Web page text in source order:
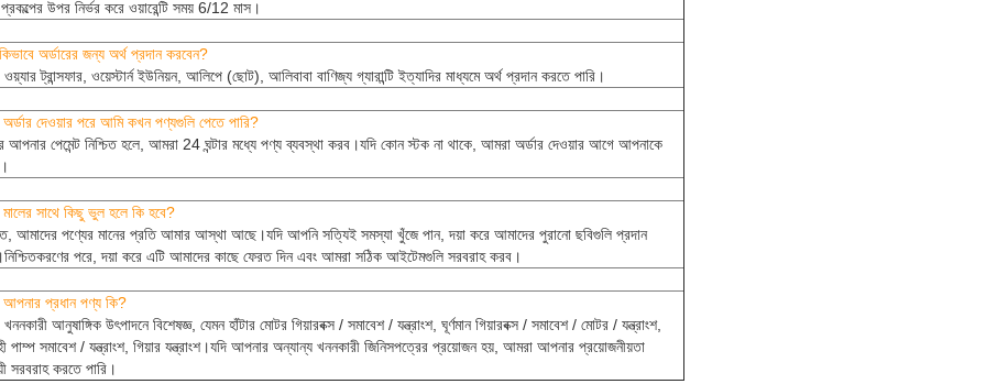
প্রকল্পের উপর নির্ভর করে ওয়ারেন্টি সময় 6/12 মাস।
কিভাবে অর্ডারের জন্য অর্থ প্রদান করবেন?
ট্রান্সফার, ওয়েস্টার্ন ইউনিয়ন, আলিপে (ছোট), আলিবাবা বাণিজ্য গ্যারান্টি ইত্যাদির মাধ্যমে অর্থ প্রদান করতে পারি।
দেওয়ার পরে আমি কখন পণ্যগুলি পেতে পারি?
আপনার পেমেন্ট নিশ্চিত হলে, আমরা 24 ঘন্টার মধ্যে পণ্য ব্যবস্থা করব।যদি কোন স্টক না থাকে, আমরা অর্ডার দেওয়ার আগে আপনাকে
সাথে কিছু ভুল হলে কি হবে?
আমাদের পণ্যের মানের প্রতি আমার আস্থা আছে।যদি আপনি সত্যিই সমস্যা খুঁজে পান, দয়া করে আমাদের পুরানো ছবিগুলি প্রদান
পরে, দয়া করে এটি আমাদের কাছে ফেরত দিন এবং আমরা সঠিক আইটেমগুলি সরবরাহ করব।
প্রধান পণ্য কি?
আনুষাঙ্গিক উৎপাদনে বিশেষজ্ঞ, যেমন হাঁটার মোটর গিয়ারবক্স / সমাবেশ / যন্ত্রাংশ, ঘূর্ণমান গিয়ারবক্স / সমাবেশ / মোটর / যন্ত্রাংশ,
পাম্প সমাবেশ / যন্ত্রাংশ, গিয়ার যন্ত্রাংশ।যদি আপনার অন্যান্য খননকারী জিনিসপত্রের প্রয়োজন হয়, আমরা আপনার প্রয়োজনীয়তা
সরবরাহ করতে পারি।